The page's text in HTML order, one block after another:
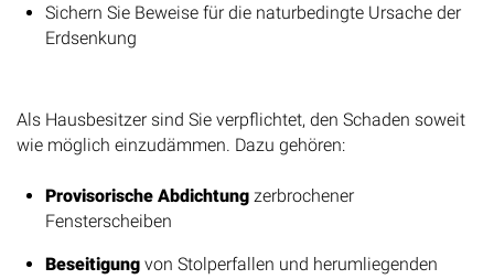
Sichern Sie Beweise für die naturbedingte Ursache der
Erdsenkung
Als Hausbesitzer sind Sie verpflichtet, den Schaden soweit
wie möglich einzudämmen. Dazu gehören:
Provisorische Abdichtungzerbrochener
Fensterscheiben
Beseitigungvon Stolperfallen und herumliegenden